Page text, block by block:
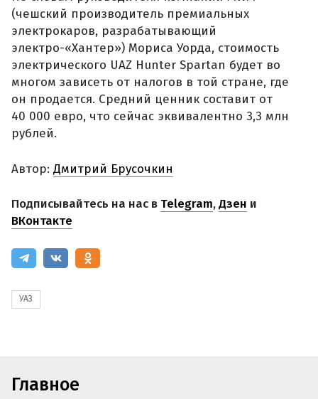
(чешский производитель премиальных
электрокаров, разрабатывающий
электро-«Хантер») Мориса Уорда, стоимость
электрического UAZ Hunter Spartan будет во
многом зависеть от налогов в той стране, где
он продается. Средний ценник составит от
40 000 евро, что сейчас эквивалентно 3,3 млн
рублей.
Автор: Дмитрий Брусочкин
Подписывайтесь на нас в Telegram,Дзен и
ВКонтакте
УАЗ
Главное